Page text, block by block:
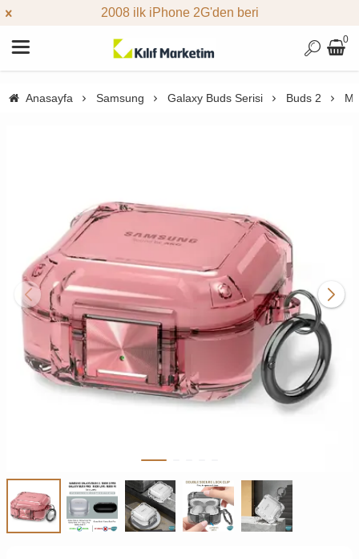
2008 ilk iPhone 2G'den beri
0
Anasayfa Samsung Galaxy Buds Serisi Buds 2